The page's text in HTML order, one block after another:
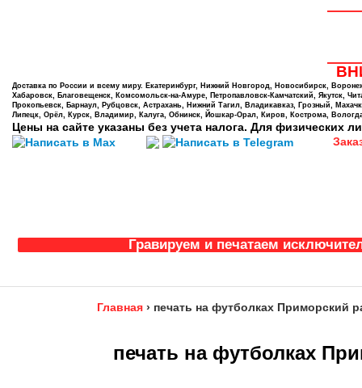
Доставка по России и всему миру. Екатеринбург, Нижний Новгород, Новосибирск,
Хабаровск, Благовещенск, Комсомольск-на-Амуре, Петропавловск-Камчатский, Якутск,
Прокопьевск, Барнаул, Рубцовск, Астрахань, Нижний Тагил, Владикавказ, Грозный,
Липецк, Орёл, Курск, Владимир, Калуга, Обнинск, Йошкар-Орал, Киров, Кострома,
Цены на сайте указаны без учета налога. Для физических
Гравируем и печатаем
Главная › печать на футболках Приморский
печать на футболках